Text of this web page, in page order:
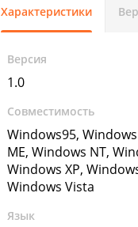
Характеристики
Версия
1.0
Совместимость
Windows95,
ME, Windows NT,
Windows XP,
Windows Vista
Язык